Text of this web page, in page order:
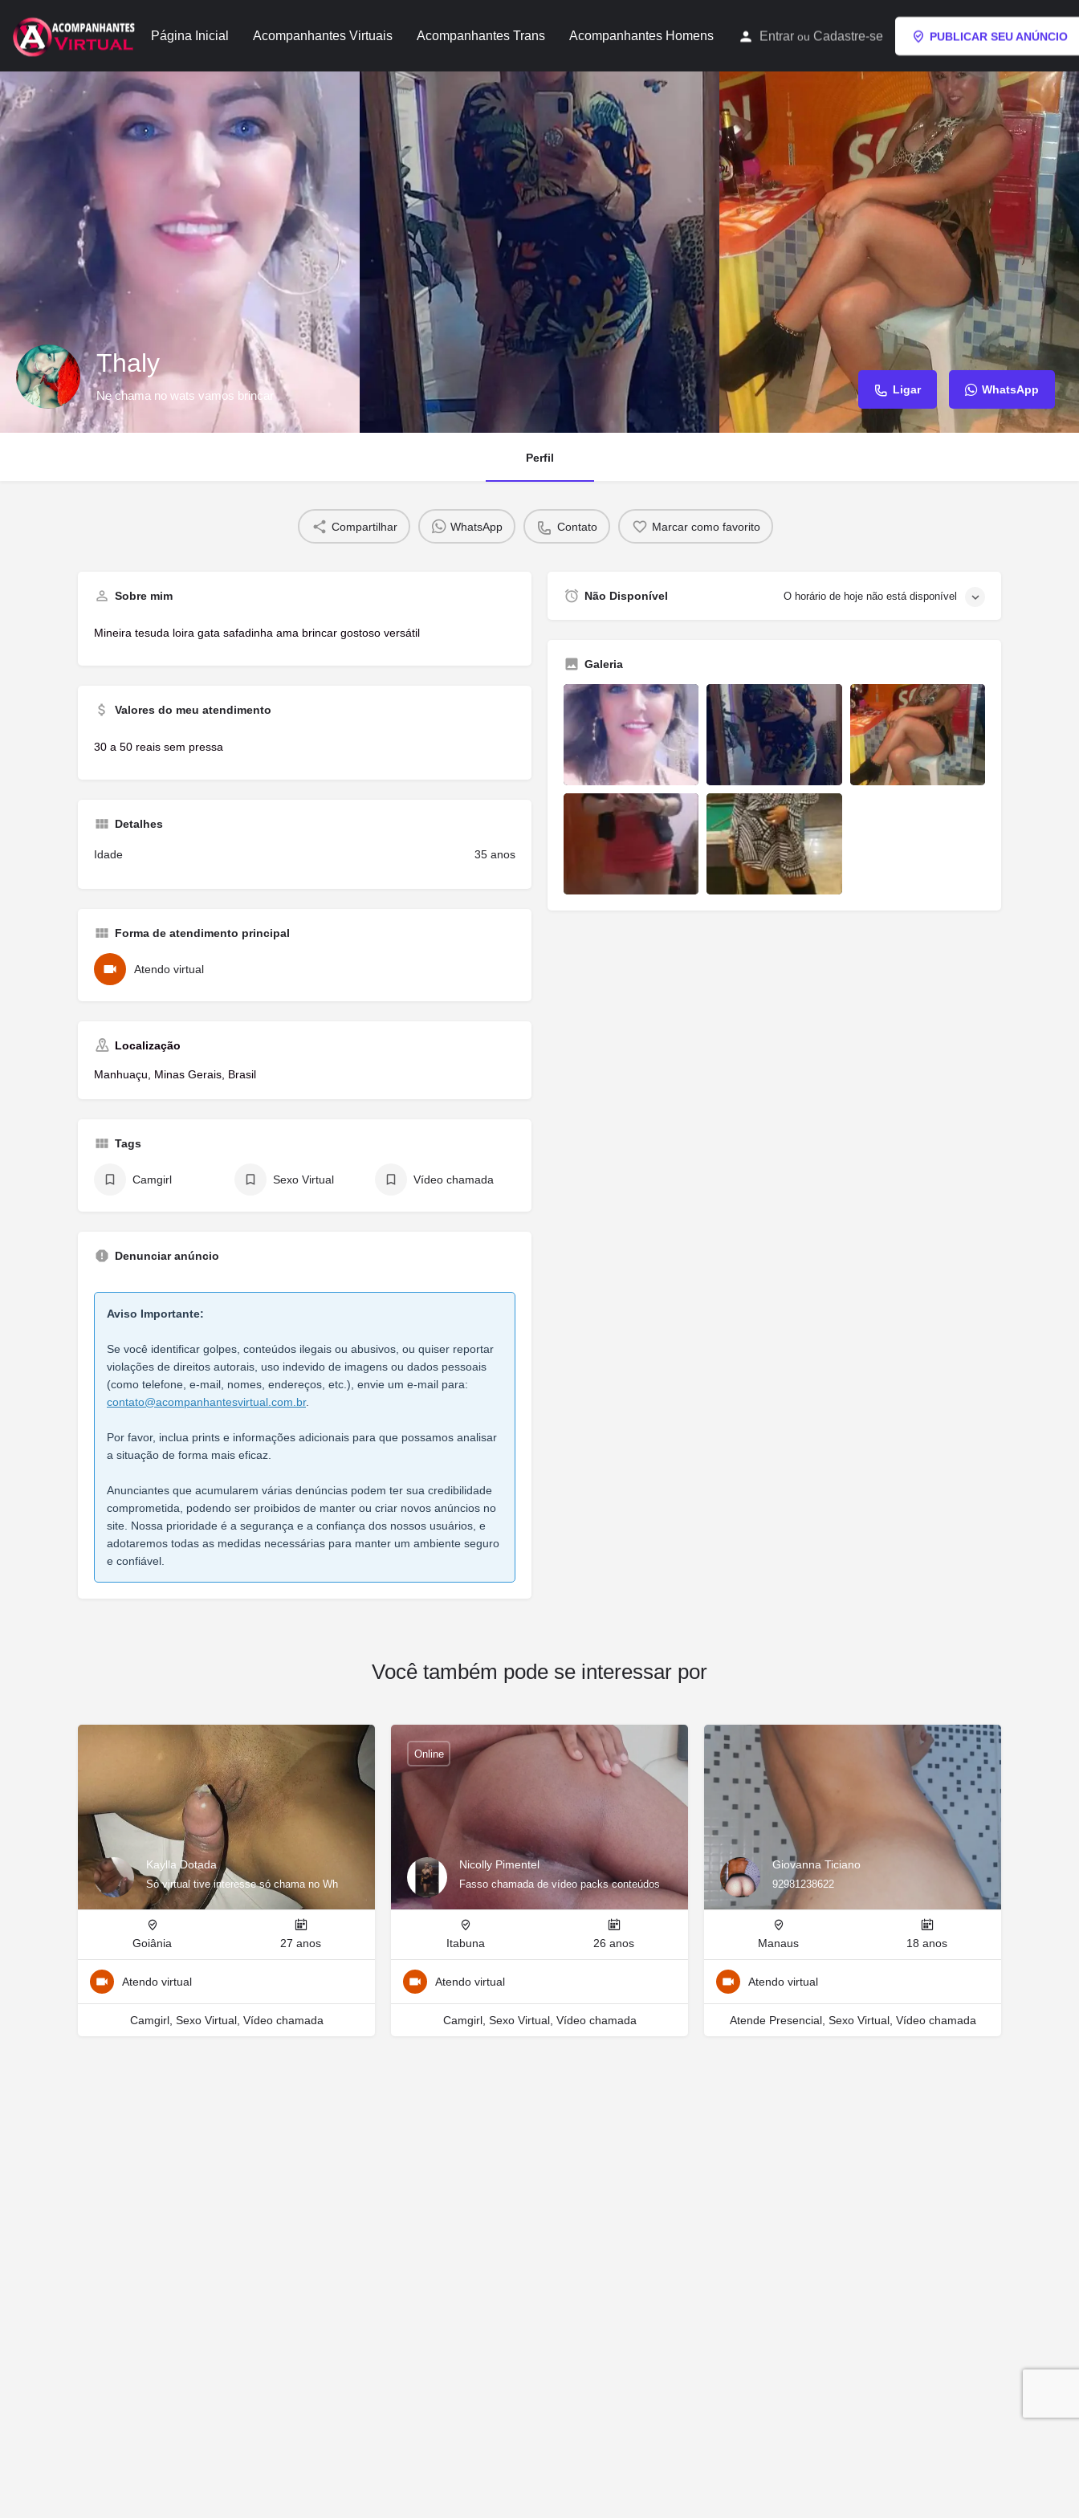
Página Inicial Acompanhantes Virtuais Acompanhantes Trans Acompanhantes Homens Entrar ou Cadastre-se PUBLICAR SEU ANÚNCIO
Thaly
Ne chama no wats vamos brincar Ligar WhatsApp
Perfil
Compartilhar WhatsApp Contato Marcar como favorito
Sobre mim
Mineira tesuda loira gata safadinha ama brincar gostoso versátil
Valores do meu atendimento
30 a 50 reais sem pressa
Detalhes
Idade 35 anos
Forma de atendimento principal
Atendo virtual
Localização
Manhuaçu, Minas Gerais, Brasil
Tags
Camgirl Sexo Virtual Vídeo chamada
Denunciar anúncio
Aviso Importante:
Se você identificar golpes, conteúdos ilegais ou abusivos, ou quiser reportar
violações de direitos autorais, uso indevido de imagens ou dados pessoais
(como telefone, e-mail, nomes, endereços, etc.), envie um e-mail para:
contato@acompanhantesvirtual.com.br.
Por favor, inclua prints e informações adicionais para que possamos analisar
a situação de forma mais eficaz.
Anunciantes que acumularem várias denúncias podem ter sua credibilidade
comprometida, podendo ser proibidos de manter ou criar novos anúncios no
site. Nossa prioridade é a segurança e a confiança dos nossos usuários, e
adotaremos todas as medidas necessárias para manter um ambiente seguro
e confiável.
Não Disponível O horário de hoje não está disponível
Galeria
Você também pode se interessar por
Kaylla Dotada
Só virtual tive interesse só chama no Wh
Goiânia 27 anos
Atendo virtual
Camgirl, Sexo Virtual, Vídeo chamada
Nicolly Pimentel
Fasso chamada de vídeo packs conteúdos
Online
Itabuna 26 anos
Atendo virtual
Camgirl, Sexo Virtual, Vídeo chamada
Giovanna Ticiano
92981238622
Manaus 18 anos
Atendo virtual
Atende Presencial, Sexo Virtual, Vídeo chamada